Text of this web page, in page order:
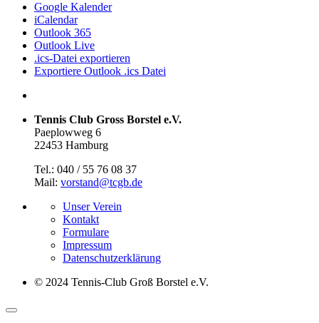
Google Kalender
iCalendar
Outlook 365
Outlook Live
.ics-Datei exportieren
Exportiere Outlook .ics Datei
Tennis Club Gross Borstel e.V.
Paeplowweg 6
22453 Hamburg
Tel.: 040 / 55 76 08 37
Mail: vorstand@tcgb.de
Unser Verein
Kontakt
Formulare
Impressum
Datenschutz­erklärung
© 2024 Tennis-Club Groß Borstel e.V.